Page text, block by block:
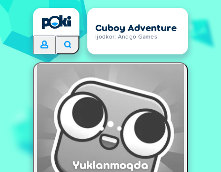
Cuboy Adventure
Ijodkor: Andgo Games
Yuklanmoqda